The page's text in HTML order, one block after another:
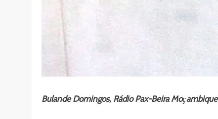
Bulande Domingos, Rádio Pax-Beira Moҫambique